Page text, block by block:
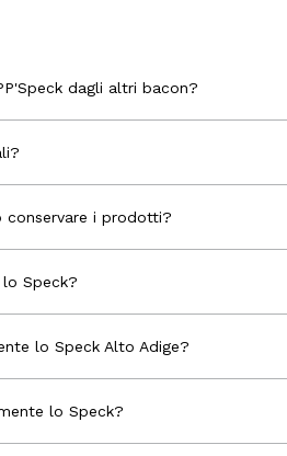
dagli altri bacon?
conservare i prodotti?
Speck?
lo Speck Alto Adige?
lo Speck?